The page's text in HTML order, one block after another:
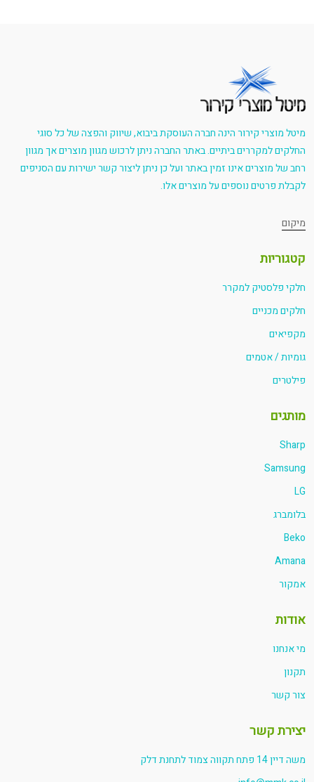
מיטל מוצרי קירור הינה חברה העוסקת ביבוא, שיווק והפצה של כל סוגי
החלקים למקררים ביתיים. באתר החברה ניתן לרכוש מגוון מוצרים אך מגוון
רחב של מוצרים אינו זמין באתר ועל כן ניתן ליצור קשר ישירות עם הסניפים
לקבלת פרטים נוספים על מוצרים אלו.
מיקום
קטגוריות
חלקי פלסטיק למקרר
חלקים מכניים
מקפיאים
גומיות / אטמים
פילטרים
מותגים
Sharp
Samsung
LG
בלומברג
Beko
Amana
אמקור
אודות
מי אנחנו
תקנון
צור קשר
יצירת קשר
משה דיין 14 פתח תקווה צמוד לתחנת דלק